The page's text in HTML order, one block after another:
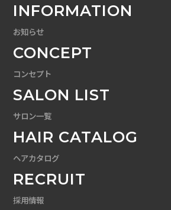
INFORMATION
お知らせ
CONCEPT
コンセプト
SALON LIST
サロン一覧
HAIR CATALOG
ヘアカタログ
RECRUIT
採用情報